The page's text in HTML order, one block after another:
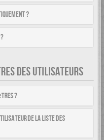
?
DES UTILISATEURS
?
de la liste des